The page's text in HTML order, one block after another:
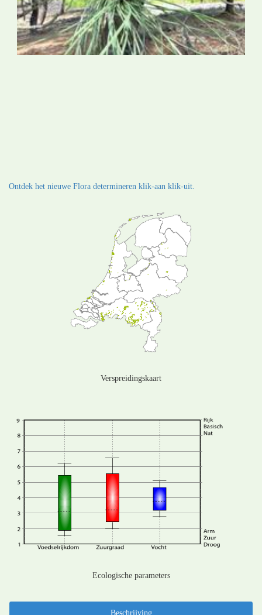
Ontdek het nieuwe Flora determineren klik-aan klik-uit.
Verspreidingskaart
Ecologische parameters
Beschrijving